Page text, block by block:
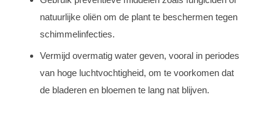
natuurlijke oliën om de plant te beschermen tegen
schimmelinfecties.
Vermijd overmatig water geven, vooral in periodes
van hoge luchtvochtigheid, om te voorkomen dat
de bladeren en bloemen te lang nat blijven.